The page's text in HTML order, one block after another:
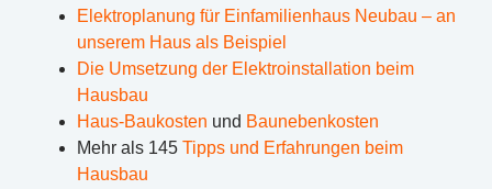
Elektroplanung für Einfamilienhaus Neubau – an
unserem Haus als Beispiel
Die Umsetzung der Elektroinstallation beim
Hausbau
Haus-Baukosten und Baunebenkosten
Mehr als 145 Tipps und Erfahrungen beim
Hausbau